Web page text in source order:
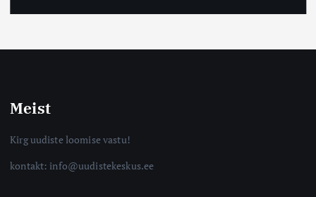
Meist
Kirg uudiste loomise vastu!
kontakt: info@uudistekeskus.ee